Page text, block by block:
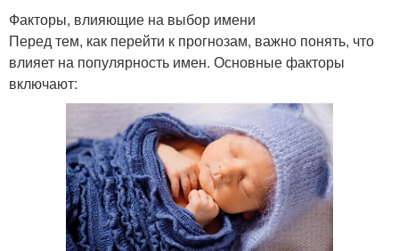
Факторы, влияющие на выбор имени
Перед тем, как перейти к прогнозам, важно понять, что
влияет на популярность имен. Основные факторы
включают: